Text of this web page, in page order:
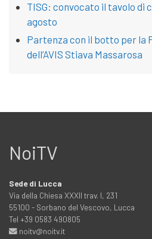
TISG: convocato il tavolo di
agosto
Partenza con il botto per la
dell’AVIS Stiava Massarosa
NoiTV
Sede di Lucca
Via della Chiesa XXXII trav. I, 231
55100 - Sorbano del Vescovo, Lucca
Tel +39 0583 490805
noitv@noitv.it